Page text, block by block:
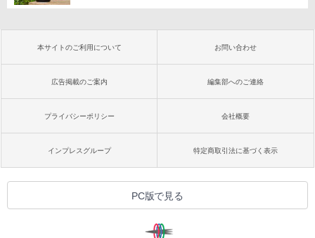
本サイトのご利用について お問い合わせ
広告掲載のご案内 編集部へのご連絡
プライバシーポリシー 会社概要
インプレスグループ 特定商取引法に基づく表示
PC版で見る